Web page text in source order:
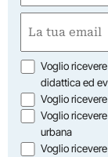
First
(Required)
Opzioni
Voglio
didattica ed
Voglio
Voglio
urbana
Voglio